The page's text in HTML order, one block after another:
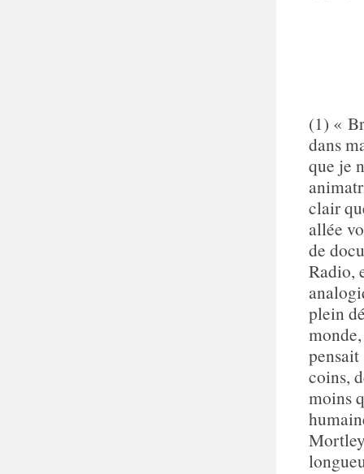
(1) «
dans
que je
clair
allée
de
Radio,
plein
coins,
moins